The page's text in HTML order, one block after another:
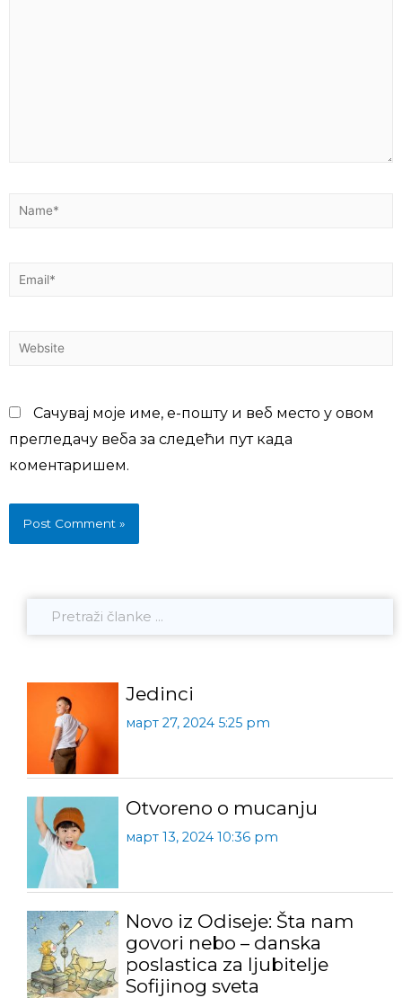
Сачувај моје име, е-пошту и веб место у овом
прегледачу веба за следећи пут када
коментаришем.
Jedinci
март 27, 2024 5:25 pm
Otvoreno o mucanju
март 13, 2024 10:36 pm
Novo iz Odiseje: Šta nam
govori nebo – danska
poslastica za ljubitelje
Sofijinog sveta